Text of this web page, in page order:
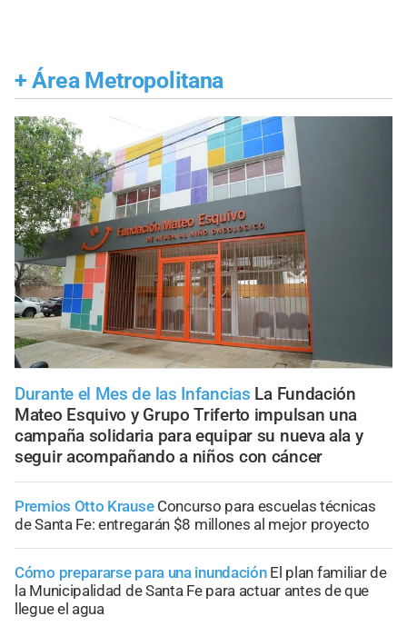
+ Área Metropolitana
Durante el Mes de las Infancias La Fundación
Mateo Esquivo y Grupo Triferto impulsan una
campaña solidaria para equipar su nueva ala y
seguir acompañando a niños con cáncer
Premios Otto Krause Concurso para escuelas técnicas
de Santa Fe: entregarán $8 millones al mejor proyecto
Cómo prepararse para una inundación El plan familiar de
la Municipalidad de Santa Fe para actuar antes de que
llegue el agua